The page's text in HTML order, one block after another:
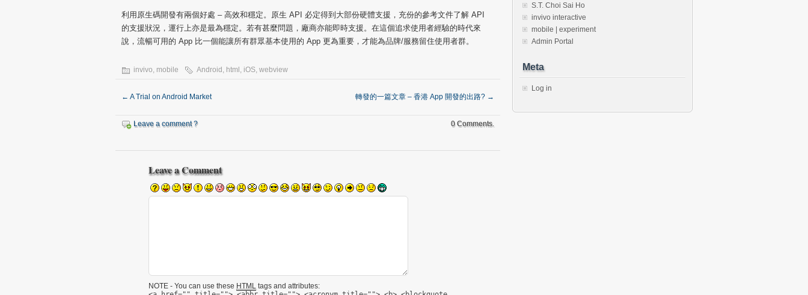
利用原生碼開發有兩個好處 – 高效和穩定。原生 API 必定得到大部份硬體支援，充份的參考文件了解 API
的支援狀況，運行上亦是最為穩定。若有甚麼問題，廠商亦能即時支援。在這個追求使用者經驗的時代來
說，流暢可用的 App 比一個能讓所有群眾基本使用的 App 更為重要，才能為品牌/服務留住使用者群。
invivo, mobile Android , html , iOS, webview
← A Trial on Android Market 轉發的一篇文章 – 香港 App 開發的出路? →
Leave a comment ? 0 Comments.
Leave a Comment
NOTE - You can use these HTML tags and attributes:
S.T. Choi Sai Ho
invivo interactive
mobile | experiment
Admin Portal
Meta
Log in